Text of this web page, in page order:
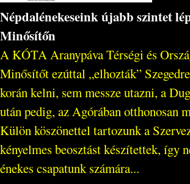
Népdalénekeseink újabb szintet
Minősítőn
A KÓTA Aranypáva Térségi és
Minősítőt ezúttal „elhozták”
korán kelni, sem messze utazni, a
után pedig, az Agórában otthonosan
Külön köszönettel tartozunk a
kényelmes beosztást készítettek, így
énekes csapatunk számára...